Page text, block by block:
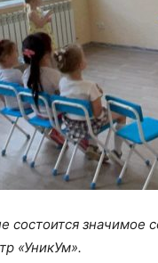
состоится значимое
«УникУм».